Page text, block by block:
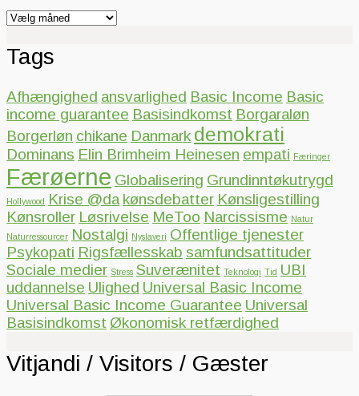
Arkiver
Tags
Afhængighed ansvarlighed Basic Income Basic
income guarantee Basisindkomst Borgaraløn
Borgerløn chikane Danmark demokrati
Dominans Elin Brimheim Heinesen empati Færinger
Færøerne Globalisering Grundinntøkutrygd
Hollywood Krise @da kønsdebatter Kønsligestilling
Kønsroller Løsrivelse MeToo Narcissisme Natur
Naturressourcer Nostalgi Nyslaveri Offentlige tjenester
Psykopati Rigsfællesskab samfundsattituder
Sociale medier Stress Suverænitet Teknologi Tid UBI
uddannelse Ulighed Universal Basic Income
Universal Basic Income Guarantee Universal
Basisindkomst Økonomisk retfærdighed
Vitjandi / Visitors / Gæster